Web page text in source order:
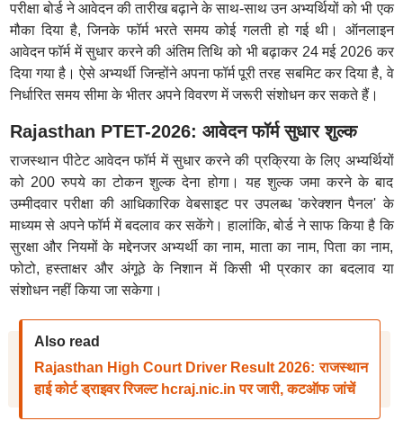
परीक्षा बोर्ड ने आवेदन की तारीख बढ़ाने के साथ-साथ उन अभ्यर्थियों को भी एक
मौका दिया है, जिनके फॉर्म भरते समय कोई गलती हो गई थी। ऑनलाइन
आवेदन फॉर्म में सुधार करने की अंतिम तिथि को भी बढ़ाकर 24 मई 2026 कर
दिया गया है। ऐसे अभ्यर्थी जिन्होंने अपना फॉर्म पूरी तरह सबमिट कर दिया है, वे
निर्धारित समय सीमा के भीतर अपने विवरण में जरूरी संशोधन कर सकते हैं।
Rajasthan PTET-2026: आवेदन फॉर्म सुधार शुल्क
राजस्थान पीटेट आवेदन फॉर्म में सुधार करने की प्रक्रिया के लिए अभ्यर्थियों
को 200 रुपये का टोकन शुल्क देना होगा। यह शुल्क जमा करने के बाद
उम्मीदवार परीक्षा की आधिकारिक वेबसाइट पर उपलब्ध 'करेक्शन पैनल' के
माध्यम से अपने फॉर्म में बदलाव कर सकेंगे। हालांकि, बोर्ड ने साफ किया है कि
सुरक्षा और नियमों के मद्देनजर अभ्यर्थी का नाम, माता का नाम, पिता का नाम,
फोटो, हस्ताक्षर और अंगूठे के निशान में किसी भी प्रकार का बदलाव या
संशोधन नहीं किया जा सकेगा।
Also read
Rajasthan High Court Driver Result 2026: राजस्थान
हाई कोर्ट ड्राइवर रिजल्ट hcraj.nic.in पर जारी, कटऑफ जांचें